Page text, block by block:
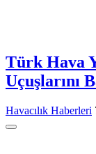
Türk Hava
Uçuşlarını
Havacılık Haberleri